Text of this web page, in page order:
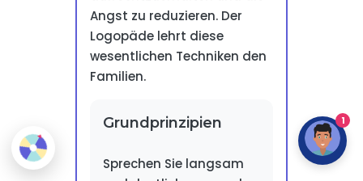
Angst zu reduzieren. Der
Logopäde lehrt diese
wesentlichen Techniken den
Familien.
Grundprinzipien
Sprechen Sie langsam
1